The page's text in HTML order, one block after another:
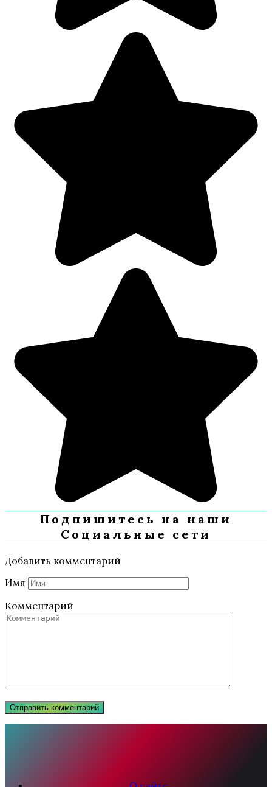
Подпишитесь на наши
Социальные сети
Добавить комментарий
Имя
Комментарий